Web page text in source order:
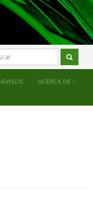
AVISOS ACERCA DE